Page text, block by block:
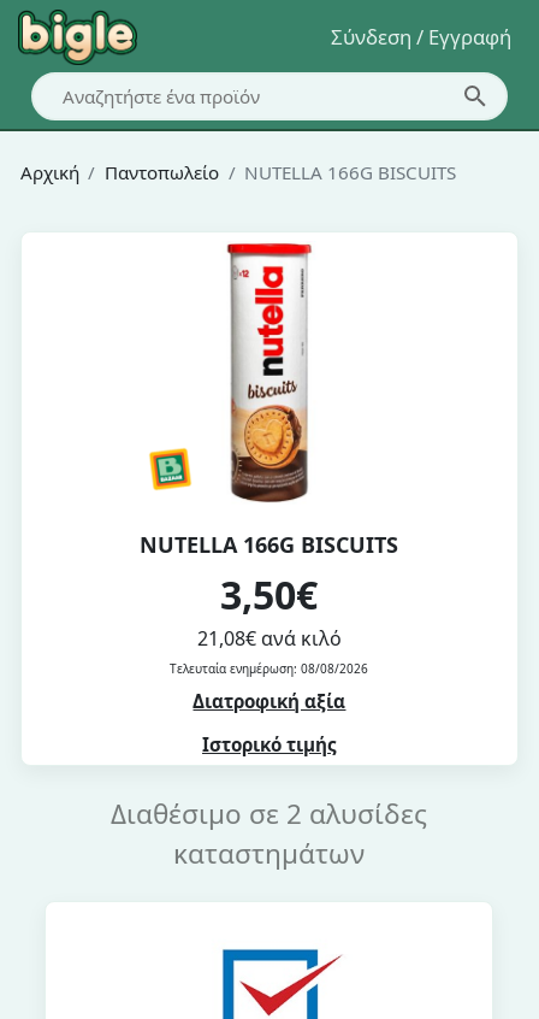
Σύνδεση / Εγγραφή
Αρχική Παντοπωλείο NUTELLA 166G BISCUITS
NUTELLA 166G BISCUITS
3,50€
21,08€ ανά κιλό
Τελευταία ενημέρωση: 08/08/2026
Διατροφική αξία
Ιστορικό τιμής
Διαθέσιμο σε 2 αλυσίδες
καταστημάτων